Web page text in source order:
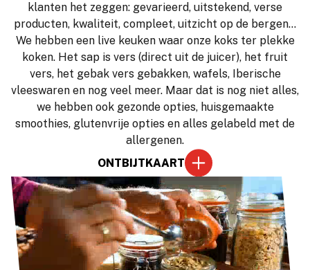
klanten het zeggen: gevarieerd, uitstekend, verse
producten, kwaliteit, compleet, uitzicht op de bergen…
We hebben een live keuken waar onze koks ter plekke
koken. Het sap is vers (direct uit de juicer), het fruit
vers, het gebak vers gebakken, wafels, Iberische
vleeswaren en nog veel meer. Maar dat is nog niet alles,
we hebben ook gezonde opties, huisgemaakte
smoothies, glutenvrije opties en alles gelabeld met de
allergenen.
ONTBIJTKAART